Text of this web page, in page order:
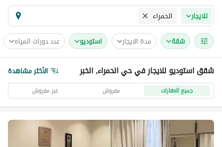
للايجار الحمراء
شقة مدة الايجار استوديو عدد دورات المياه
شقق استوديو للايجار في حي الحمراء, الخبر الأكثر مشاهدة
جميع العقارات مفروش غير مفروش